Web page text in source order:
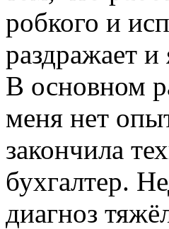
робкого и
раздражает
В основном
меня нет
закончила
бухгалтер.
диагноз